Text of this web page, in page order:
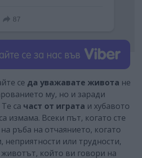
се да уважавате живота не
му, но и заради
са част от играта и хубавото
измама. Всеки път, когато сте
ръба на отчаянието, когато
неприятности или трудности,
който ви говори на